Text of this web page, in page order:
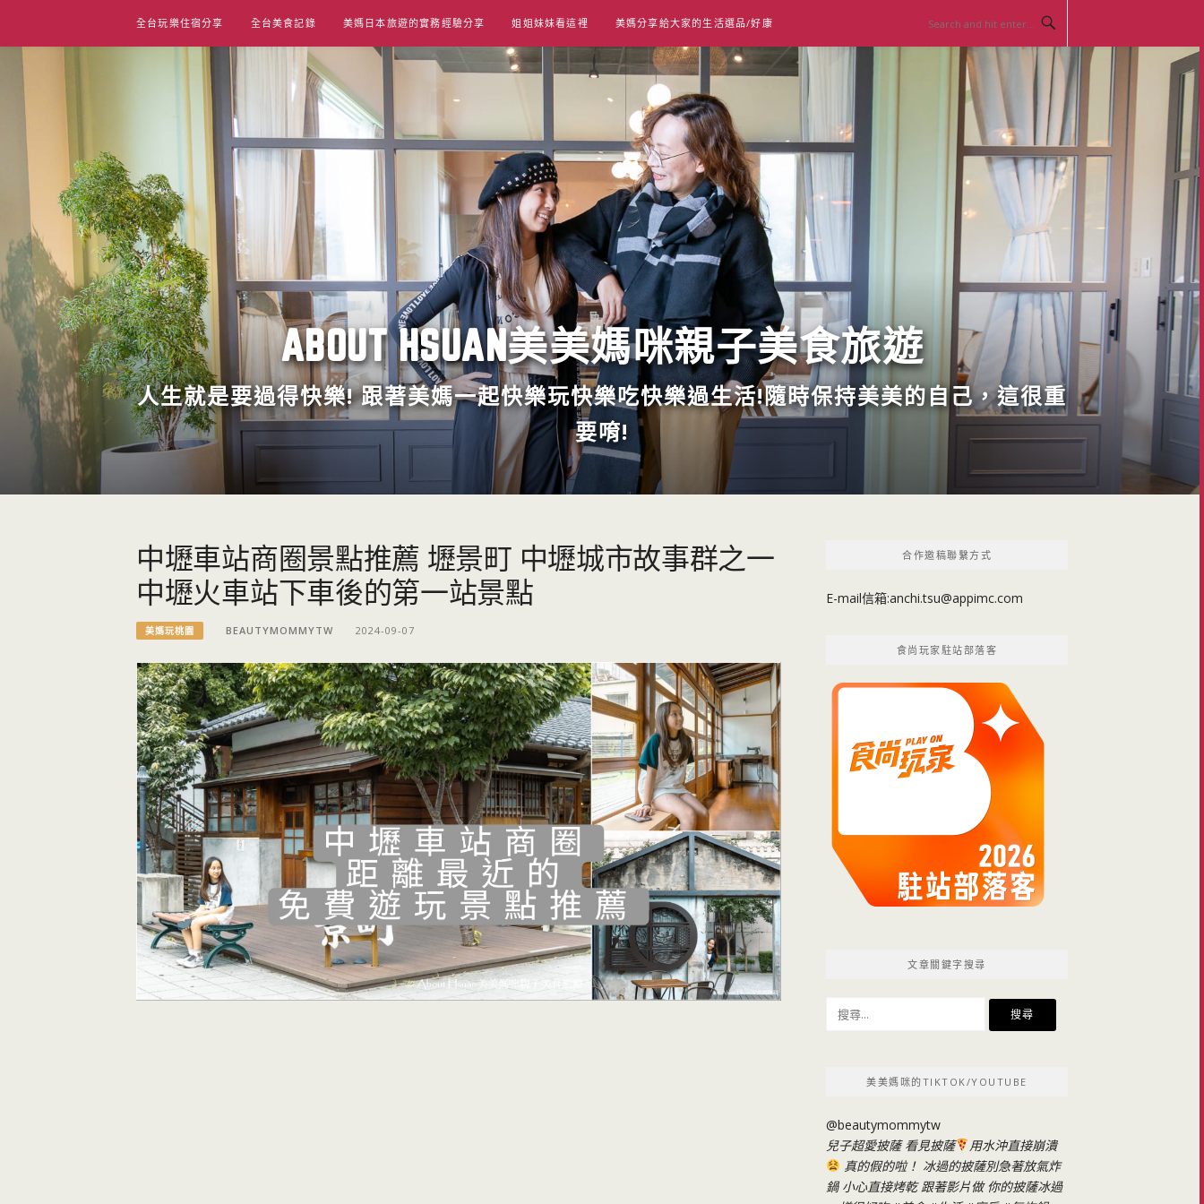
content
全台玩樂住宿分享 全台美食記錄 美媽日本旅遊的實務經驗分享 姐姐妹妹看這裡 美媽分享給大家的生活選品/好康
ABOUT HSUAN美美媽咪親子美食旅遊
人生就是要過得快樂! 跟著美媽一起快樂玩快樂吃快樂過生活!隨時保持美美的自己，這很重
要唷!
中壢車站商圈景點推薦 壢景町 中壢城市故事群之一
中壢火車站下車後的第一站景點
美媽玩桃園 BEAUTYMOMMYTW 2024-09-07
合作邀稿聯繫方式
E-mail信箱:anchi.tsu@appimc.com
食尚玩家駐站部落客
文章關鍵字搜尋
尋
美美媽咪的TIKTOK/YOUTUBE
@beautymommytw
兒子超愛披薩 看見披薩
用水沖直接崩潰
真的假的啦！ 冰過的披薩別急著放氣炸
鍋 小心直接烤乾 跟著影片做 你的披薩冰過